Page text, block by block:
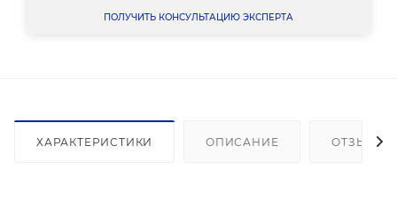
ПОЛУЧИТЬ КОНСУЛЬТАЦИЮ ЭКСПЕРТА
ХАРАКТЕРИСТИКИ ОПИСАНИЕ ОТЗЫВЫ